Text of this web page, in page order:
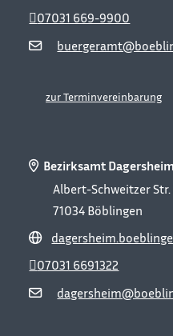
07031 669-9900
zur Terminvereinbarung
Bezirksamt Dagersheim
Albert-Schweitzer Str.
71034 Böblingen
07031 6691322